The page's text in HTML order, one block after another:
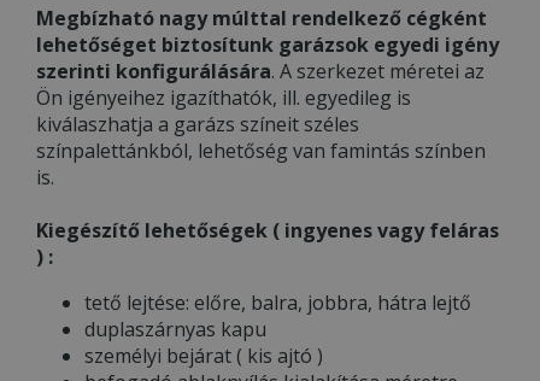
Megbízható nagy múlttal rendelkező cégként
lehetőséget biztosítunk garázsok egyedi igény
szerinti konfigurálására. A szerkezet méretei az
Ön igényeihez igazíthatók, ill. egyedileg is
kiválaszhatja a garázs színeit széles
színpalettánkból, lehetőség van famintás színben
is.
Kiegészítő lehetőségek ( ingyenes vagy feláras
) :
tető lejtése: előre, balra, jobbra, hátra lejtő
duplaszárnyas kapu
személyi bejárat ( kis ajtó )